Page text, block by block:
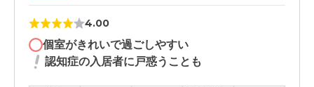
4.00
個室がきれいで過ごしやすい
認知症の入居者に戸惑うことも